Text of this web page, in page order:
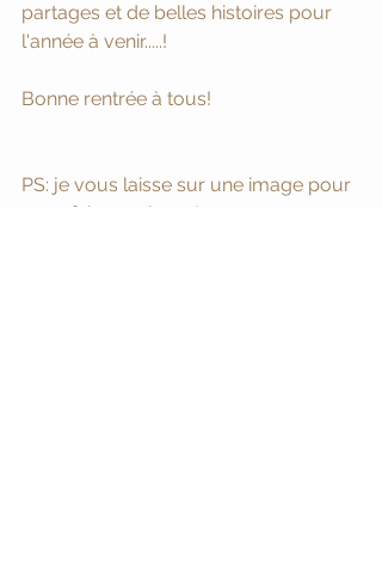
partages et de belles histoires pour
l'année à venir.....!
Bonne rentrée à tous!
PS: je vous laisse sur une image pour
vous faire cogiter ....!